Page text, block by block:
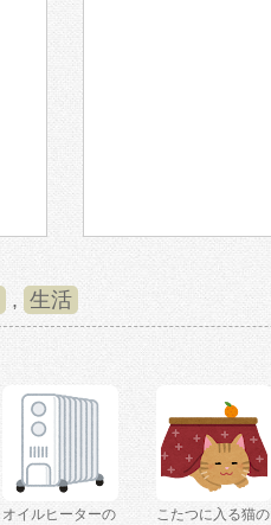
, 生活
オイルヒーターの
こたつに入る猫の